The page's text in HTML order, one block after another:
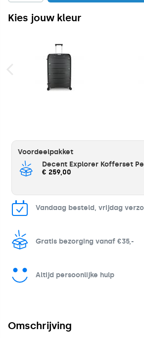
Kies jouw kleur
Voordeelpakket
Decent Explorer Kofferset
€ 259,00
Vandaag besteld, vrijdag
Gratis bezorging vanaf €35,-
Altijd persoonlijke hulp
Omschrijving